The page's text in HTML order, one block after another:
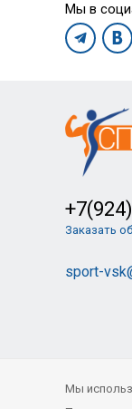
Мы в
Заказать
sport-
© Все
Мы